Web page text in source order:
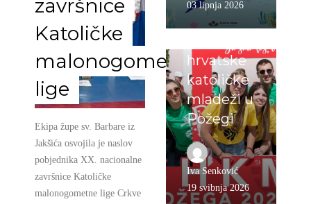
Ekipa župe sv. Barbare iz
Jakšića osvojila je naslov
pobjednika XX. nacionalne
završnice Katoličke
malonogometne lige Crkve
završnice
Katoličke
malonogometne
lige
03 lipnja 2026
trenucima
hrvatske
katoličke
mladeži u
Požegi
Iva Senković
19 svibnja 2026